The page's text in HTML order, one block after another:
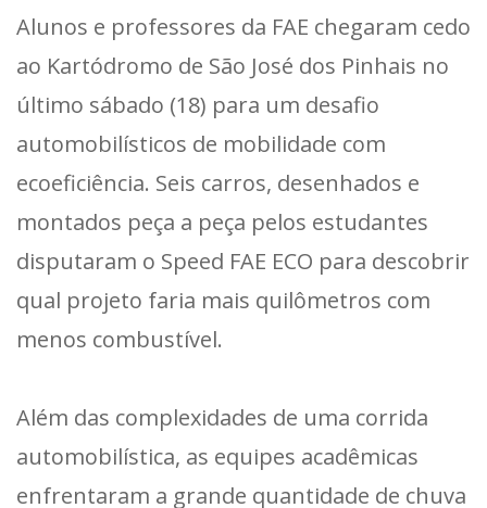
Alunos e professores da FAE chegaram cedo
ao Kartódromo de São José dos Pinhais no
último sábado (18) para um desafio
automobilísticos de mobilidade com
ecoeficiência. Seis carros, desenhados e
montados peça a peça pelos estudantes
disputaram o Speed FAE ECO para descobrir
qual projeto faria mais quilômetros com
menos combustível.
Além das complexidades de uma corrida
automobilística, as equipes acadêmicas
enfrentaram a grande quantidade de chuva